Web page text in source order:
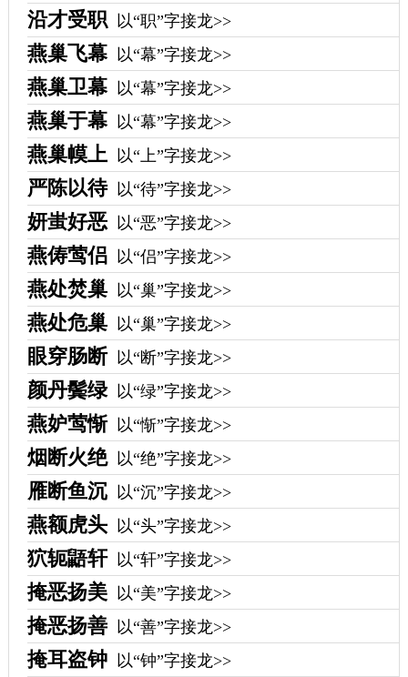
沿才受职 以“职”字接龙>>
燕巢飞幕 以“幕”字接龙>>
燕巢卫幕 以“幕”字接龙>>
燕巢于幕 以“幕”字接龙>>
燕巢幙上 以“上”字接龙>>
严陈以待 以“待”字接龙>>
妍蚩好恶 以“恶”字接龙>>
燕俦莺侣 以“侣”字接龙>>
燕处焚巢 以“巢”字接龙>>
燕处危巢 以“巢”字接龙>>
眼穿肠断 以“断”字接龙>>
颜丹鬓绿 以“绿”字接龙>>
燕妒莺惭 以“惭”字接龙>>
烟断火绝 以“绝”字接龙>>
雁断鱼沉 以“沉”字接龙>>
燕额虎头 以“头”字接龙>>
狖轭鼯轩 以“轩”字接龙>>
掩恶扬美 以“美”字接龙>>
掩恶扬善 以“善”字接龙>>
掩耳盗钟 以“钟”字接龙>>